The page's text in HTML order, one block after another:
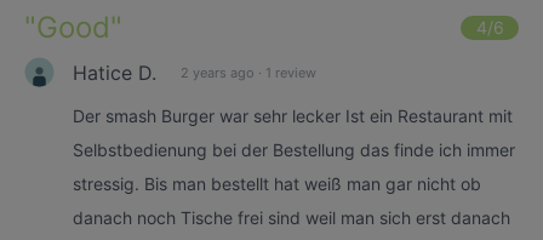
"Good" 4/6
Hatice D. 2 years ago · 1 review
Der smash Burger war sehr lecker Ist ein Restaurant mit
Selbstbedienung bei der Bestellung das finde ich immer
stressig. Bis man bestellt hat weiß man gar nicht ob
danach noch Tische frei sind weil man sich erst danach